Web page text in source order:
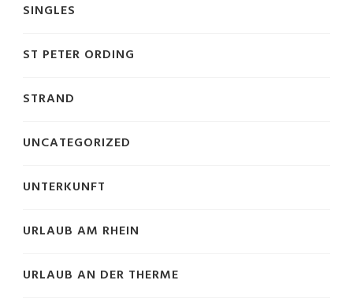
SINGLES
ST PETER ORDING
STRAND
UNCATEGORIZED
UNTERKUNFT
URLAUB AM RHEIN
URLAUB AN DER THERME